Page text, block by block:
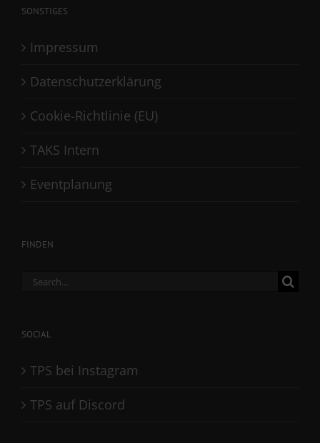
SONSTIGES
Impressum
Datenschutzerklärung
Cookie-Richtlinie (EU)
TAKS Intern
Eventplanung
FINDEN
Search
SOCIAL
TPS bei Instagram
TPS auf Discord